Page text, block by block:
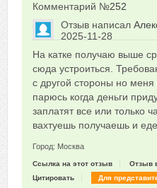
Комментарий №252
Отзыв написал
2025-11-28
0
На катке получаю выше
сюда устроиться.
с другой стороны но
парюсь когда деньги
заплатят все или только
вахтуешь получаешь и
Город: Москва
Ссылка на этот отзыв
Отзыв
Цитировать
Для